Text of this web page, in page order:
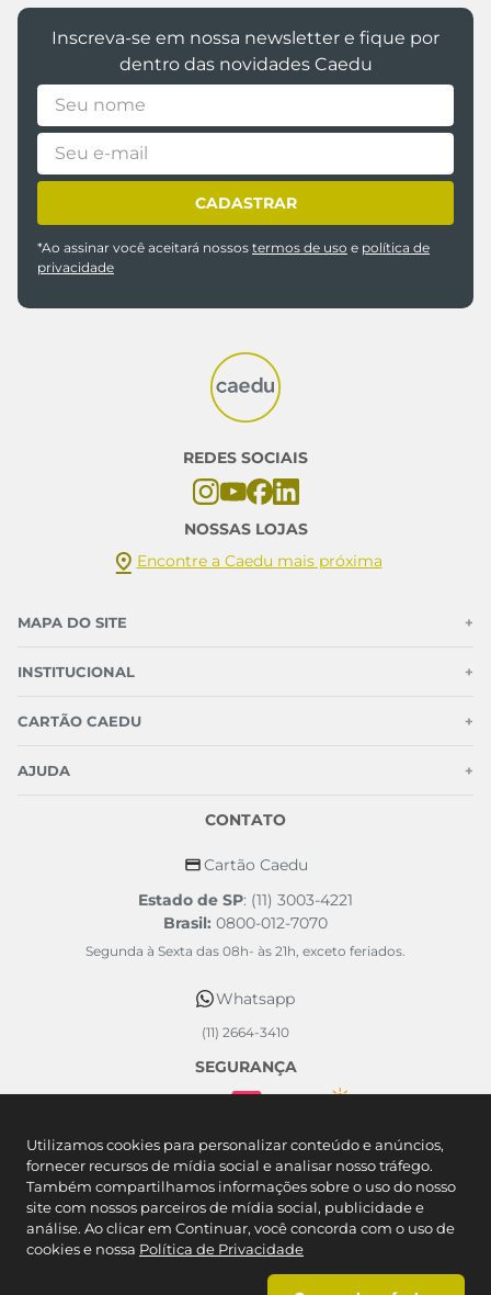
Utilizamos cookies para personalizar conteúdo e anúncios,
fornecer recursos de mídia social e analisar nosso tráfego.
Também compartilhamos informações sobre o uso do nosso
site com nossos parceiros de mídia social, publicidade e
análise. Ao clicar em Continuar, você concorda com o uso de
cookies e nossa Política de Privacidade
Inscreva-se em nossa newsletter e fique por
dentro das novidades Caedu
CADASTRAR
*Ao assinar você aceitará nossos termos de uso e política de
privacidade
REDES SOCIAIS
NOSSAS LOJAS
Encontre a Caedu mais próxima
MAPA DO SITE +
INSTITUCIONAL +
CARTÃO CAEDU +
AJUDA +
CONTATO
Cartão Caedu
Estado de SP: (11) 3003-4221
Brasil: 0800-012-7070
Segunda à Sexta das 08h- às 21h, exceto feriados.
Whatsapp
(11) 2664-3410
SEGURANÇA
FORMAS DE PAGAMENTO